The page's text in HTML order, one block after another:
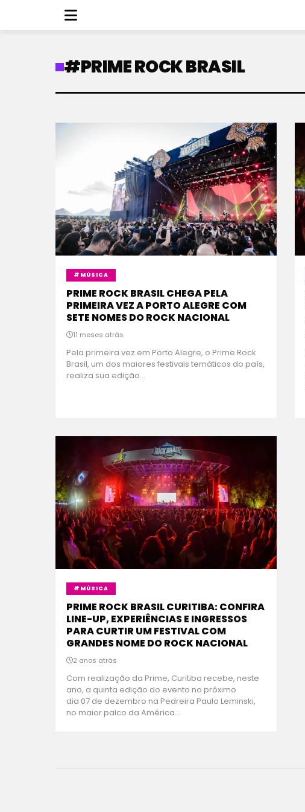
#PRIME ROCK BRASIL
#MÚSICA
PRIME ROCK BRASIL CHEGA PELA
PRIMEIRA VEZ A PORTO ALEGRE COM
SETE NOMES DO ROCK NACIONAL
11 meses atrás
Pela primeira vez em Porto Alegre, o Prime Rock
Brasil, um dos maiores festivais temáticos do país,
realiza sua edição...
#MÚSICA
PRIME ROCK BRASIL CURITIBA: CONFIRA
LINE-UP, EXPERIÊNCIAS E INGRESSOS
PARA CURTIR UM FESTIVAL COM
GRANDES NOME DO ROCK NACIONAL
2 anos atrás
Com realização da Prime, Curitiba recebe, neste
ano, a quinta edição do evento no próximo
dia 07 de dezembro na Pedreira Paulo Leminski,
no maior palco da América...